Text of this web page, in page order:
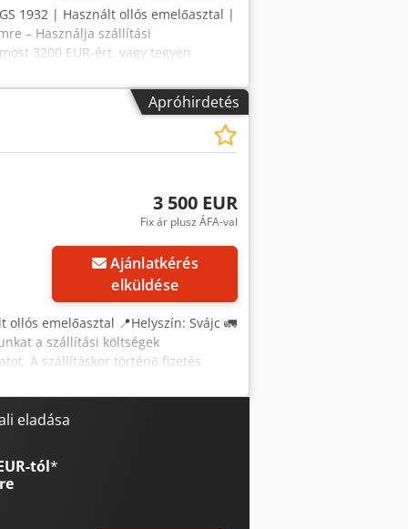
1932 | Használt ollós emelőasztal |
– Használja szállítási
3200 EUR-ért, vagy tegyen
✅, 3 hiányos ℹ️, 0 javítás szükséges
a teljes ellenőrzési
és a mi szolgáltatásunkat
tulajdonosának és
Apróhirdetés
3 500 EUR
Fix ár plusz ÁFA-val
Ajánlatkérés
elküldése
emelőasztal 📍Helyszín: Svájc 🚛
a szállítási költségek
A szállításkor történő fizetés
elem ⚠️ 📌 A szakértő megjegyzése:
működőképes gép. 📄 Szeretné
kiemelkedő ez a gép és a
Crjdpfx Aozr Iv
lehetőségek 🔄 Más berendezési
eladása
tól*